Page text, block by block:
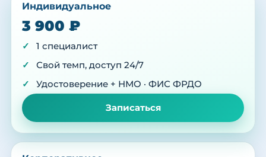
Индивидуальное
3 900 ₽
1 специалист
Свой темп, доступ 24/7
Удостоверение + НМО · ФИС ФРДО
Записаться